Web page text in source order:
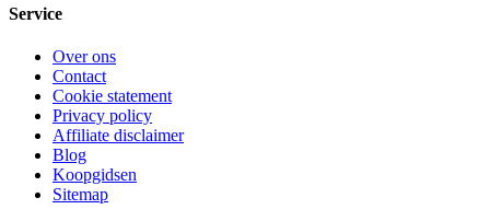
Service
Over ons
Contact
Cookie statement
Privacy policy
Affiliate disclaimer
Blog
Koopgidsen
Sitemap